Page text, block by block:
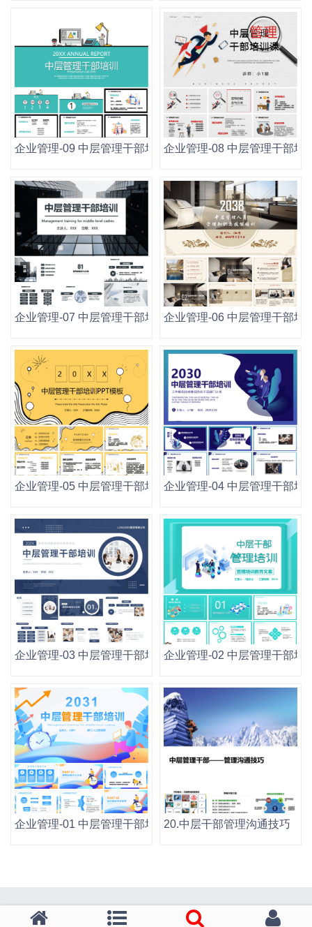
企业管理-09 中层管理干部培训.pptx企业管理-08 中层管理干部培
企业管理-07 中层管理干部培训.pptx企业管理-06 中层管理干部培
企业管理-05 中层管理干部培训.pptx企业管理-04 中层管理干部培
企业管理-03 中层管理干部培训.pptx企业管理-02 中层管理干部培
企业管理-01 中层管理干部培训.pptx20.中层干部管理沟通技巧（
技术支持：QINMEI.NET